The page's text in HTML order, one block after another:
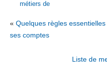
métiers de
« Quelques règles
ses comptes
Liste de